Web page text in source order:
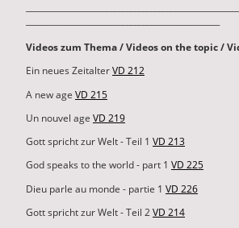
Videos zum Thema / Videos on the topic /
Ein neues ZeitalterVD 212
A new age VD 215
Un nouvel age VD 219
Gott spricht zur Welt - Teil 1 VD 213
God speaks to the world - part 1 VD 225
Dieu parle au monde - partie 1 VD 226
Gott spricht zur Welt - Teil 2VD 214